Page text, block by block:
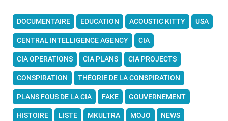
DOCUMENTAIRE EDUCATION ACOUSTIC KITTY USA
CENTRAL INTELLIGENCE AGENCY CIA
CIA OPERATIONS CIA PLANS CIA PROJECTS
CONSPIRATION THÉORIE DE LA CONSPIRATION
PLANS FOUS DE LA CIA FAKE GOUVERNEMENT
HISTOIRE LISTE MKULTRA MOJO NEWS